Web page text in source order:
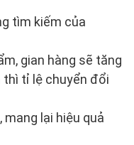
tìm kiếm của
gian hàng sẽ tăng
tỉ lệ chuyển đổi
mang lại hiệu quả